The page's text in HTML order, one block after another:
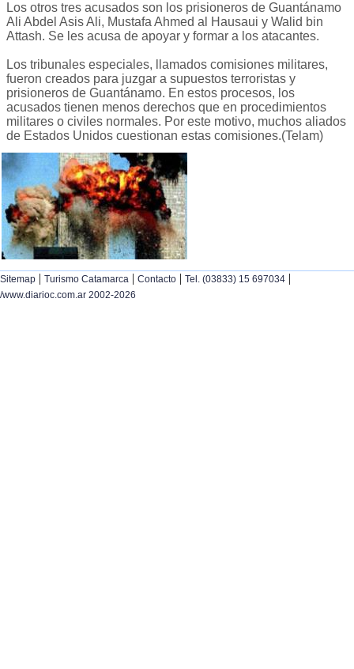
Los otros tres acusados son los prisioneros de Guantánamo
Ali Abdel Asis Ali, Mustafa Ahmed al Hausaui y Walid bin
Attash. Se les acusa de apoyar y formar a los atacantes.
Los tribunales especiales, llamados comisiones militares,
fueron creados para juzgar a supuestos terroristas y
prisioneros de Guantánamo. En estos procesos, los
acusados tienen menos derechos que en procedimientos
militares o civiles normales. Por este motivo, muchos aliados
de Estados Unidos cuestionan estas comisiones.(Telam)
Sitemap | Turismo Catamarca | Contacto | Tel. (03833) 15 697034 |
/www.diarioc.com.ar 2002-2026